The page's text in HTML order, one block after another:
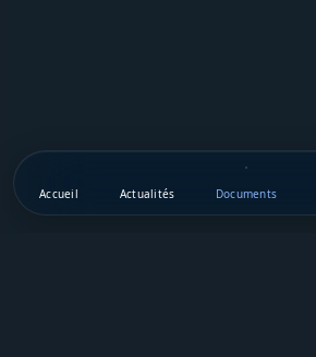
Accueil Actualités Documents